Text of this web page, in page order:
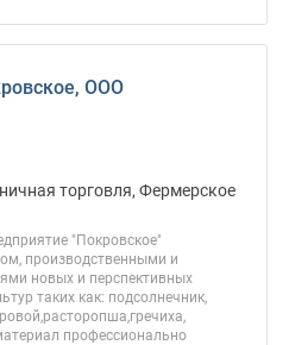
ООО
торговля, Фермерское
"Покровское"
производственными и
новых и перспективных
таких как: подсолнечник,
профессионально